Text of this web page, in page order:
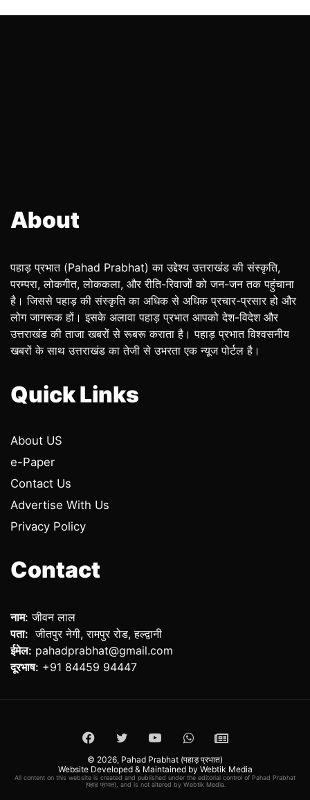
About
पहाड़ प्रभात (Pahad Prabhat) का उद्देश्य उत्तराखंड की संस्कृति,
परम्परा, लोकगीत, लोककला, और रीति-रिवाजों को जन-जन तक पहुंचाना
है। जिससे पहाड़ की संस्कृति का अधिक से अधिक प्रचार-प्रसार हो और
लोग जागरूक हों। इसके अलावा पहाड़ प्रभात आपको देश-विदेश और
उत्तराखंड की ताजा खबरों से रूबरू कराता है। पहाड़ प्रभात विश्वसनीय
खबरों के साथ उत्तराखंड का तेजी से उभरता एक न्यूज पोर्टल है।
Quick Links
About US
e-Paper
Contact Us
Advertise With Us
Privacy Policy
Contact
नाम: जीवन लाल
पता: जीतपुर नेगी, रामपुर रोड, हल्द्वानी
ईमेल: pahadprabhat@gmail.com
दूरभाष: +91 84459 94447
Facebook
TwitterYouTubeWhatsApp
ePaper
© 2026, Pahad Prabhat (पहाड़ प्रभात)
Website Developed & Maintained by Webtik Media
All content on this website is created and published under the editorial control of Pahad Prabhat
(पहाड़ प्रभात), and is not altered by Webtik Media.